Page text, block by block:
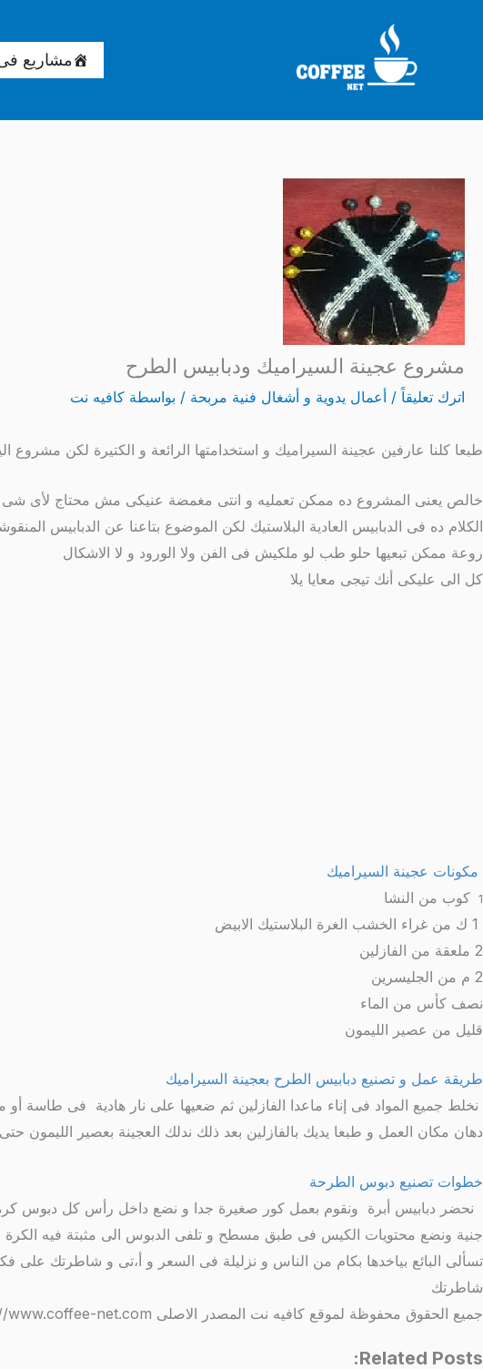
مشاريع
مشروع عجينة السيراميك ودبابيس الطرح
اترك تعليقاً / أعمال يدوية و أشغال فنية مربحة / بواسطة كافيه نت
طبعا كلنا عارفين عجينة السيراميك و استخدامتها الرائعة و الكتيرة لكن
خالص يعنى المشروع ده ممكن تعمليه و انتى مغمضة عنيكى مش محتاج لأى شى و
روعة ممكن تبعيها حلو طب لو ملكيش فى الفن ولا الورود و لا الاشكال
كل الى عليكى أنك تيجى معايا يلا
مكونات عجينة السيراميك
1 كوب من النشا
2 ملعقة من الفازلين
2 م من الجليسرين
نصف كأس من الماء
قليل من عصير الليمون
طريقة عمل و تصنيع دبابيس الطرح بعجينة السيراميك
نخلط جميع المواد فى إناء ماعدا الفازلين ثم ضعيها على نار هادية فى طاسة
دهان مكان العمل و طبعا يديك بالفازلين بعد ذلك ندلك العجينة بعصير الليمون حتى تصبح متجانسة لمدة 15 دقيقة تدليك أوكية
خطوات تصنيع دبوس الطرحة
شاطرتك
جميع الحقوق محفوظة لموقع كافيه نت المصدر الاصلى http://www.coffee-net.com/
Related Posts: